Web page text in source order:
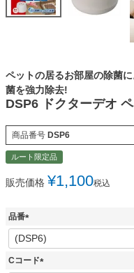
ペットの居るお部屋の除菌
菌を強力除去!
DSP6 ドクターデオ
商品番号 DSP6
ルート限定品
販売価格 ¥1,100税込
品番
(
必
須
Cコード